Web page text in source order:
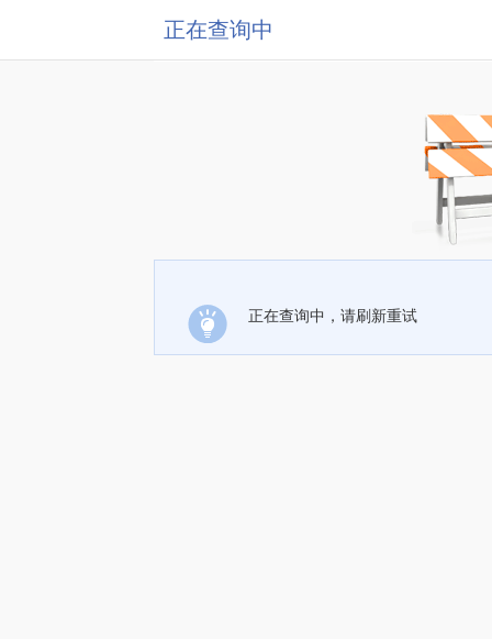
正在查询中
正在查询中，请刷新重试